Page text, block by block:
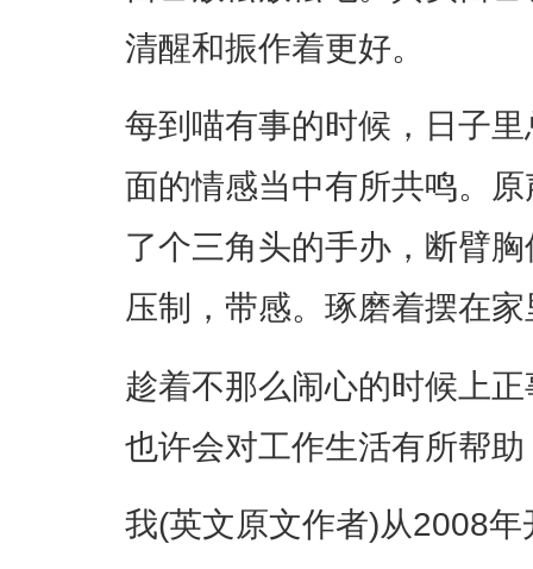
清醒和振作着更好。
每到喵有事的时候，日子
面的情感当中有所共鸣。
了个三角头的手办，断臂
压制，带感。琢磨着摆在
趁着不那么闹心的时候上
也许会对工作生活有所帮
我(英文原文作者)从2008